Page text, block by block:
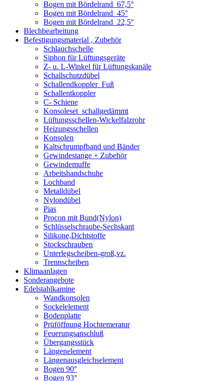
Bogen mit Bördelrand_67,5°
Bogen mit Bördelrand_45°
Bogen mit Bördelrand_22,5°
Blechbearbeitung
Befestigungsmaterial , Zubehör
Schlauchschelle
Siphon für Lüftungsgeräte
Z- u. L-Winkel für Lüftungskanäle
Schallschutzdübel
Schallendkoppler_Fuß
Schallentkoppler
C- Schiene
Konsoleset_schallgedämmt
Lüftungsschellen-Wickelfalzrohr
Heizungsschellen
Konsolen
Kaltschrumpfband und Bänder
Gewindestange + Zubehör
Gewindemuffe
Arbeitshandschuhe
Lochband
Metalldübel
Nylondübel
Pias
Procon mit Bund(Nylon)
Schlüsselschraube-Sechskant
Silikone,Dichtstoffe
Stockschrauben
Unterlegscheiben-groß,vz.
Trennscheiben
Klimaanlagen
Sonderangebote
Edelstahlkamine
Wandkonsolen
Sockelelement
Bodenplatte
Prüföffnung Hochtemeratur
Feuerungsanschluß
Übergangsstück
Längenelement
Längenausgleichselement
Bogen 90°
Bogen 93°